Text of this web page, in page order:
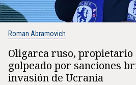
Roman Abramovich
Oligarca ruso, propietario
golpeado por sanciones
invasión de Ucrania